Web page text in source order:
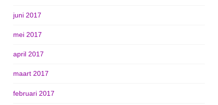
juni 2017
mei 2017
april 2017
maart 2017
februari 2017